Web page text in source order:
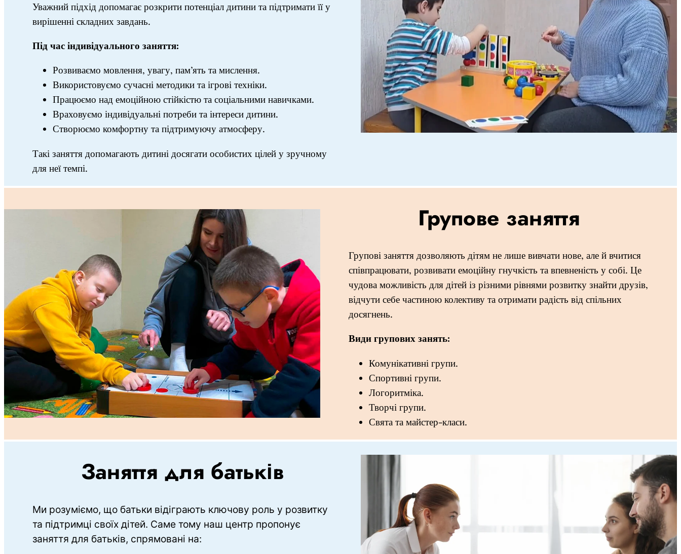
Уважний підхід допомагає розкрити потенціал дитини та підтримати її у
вирішенні складних завдань.
Під час індивідуального заняття:
Розвиваємо мовлення, увагу, пам’ять та мислення.
Використовуємо сучасні методики та ігрові техніки.
Працюємо над емоційною стійкістю та соціальними навичками.
Враховуємо індивідуальні потреби та інтереси дитини.
Створюємо комфортну та підтримуючу атмосферу.
Такі заняття допомагають дитині досягати особистих цілей у зручному
для неї темпі.
Групове заняття
Групові заняття дозволяють дітям не лише вивчати нове, але й вчитися
співпрацювати, розвивати емоційну гнучкість та впевненість у собі. Це
чудова можливість для дітей із різними рівнями розвитку знайти друзів,
відчути себе частиною колективу та отримати радість від спільних
досягнень.
Види групових занять:
Комунікативні групи.
Спортивні групи.
Логоритміка.
Творчі групи.
Свята та майстер-класи.
Заняття для батьків
Ми розуміємо, що батьки відіграють ключову роль у розвитку
та підтримці своїх дітей. Саме тому наш центр пропонує
заняття для батьків, спрямовані на: